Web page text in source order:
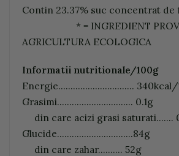
Contin 23.37% suc concentrat de
* = INGREDIENT
AGRICULTURA ECOLOGICA
Informatii nutritionale/100g
Energie...............................
Grasimi............................... 0.1g
din care acizi grasi saturati.......
Glucide...............................84g
din care zahar.......... 52g